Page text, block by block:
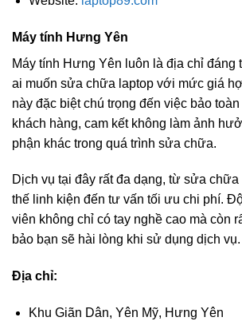
Máy tính Hưng Yên
Máy tính Hưng Yên luôn là địa chỉ đáng
ai muốn sửa chữa laptop với mức giá
này đặc biệt chú trọng đến việc bảo
khách hàng, cam kết không làm ảnh
phận khác trong quá trình sửa chữa.
Dịch vụ tại đây rất đa dạng, từ sửa
thế linh kiện đến tư vấn tối ưu chi phí.
viên không chỉ có tay nghề cao mà còn
bảo bạn sẽ hài lòng khi sử dụng dịch vụ.
Địa chỉ:
Khu Giãn Dân, Yên Mỹ, Hưng Yên